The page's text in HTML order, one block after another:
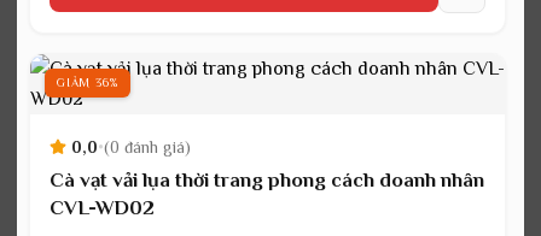
415.000₫.
GIẢM 36%
0,0•(0 đánh giá)
Cà vạt vải lụa thời trang phong cách doanh nhân
CVL-WD02